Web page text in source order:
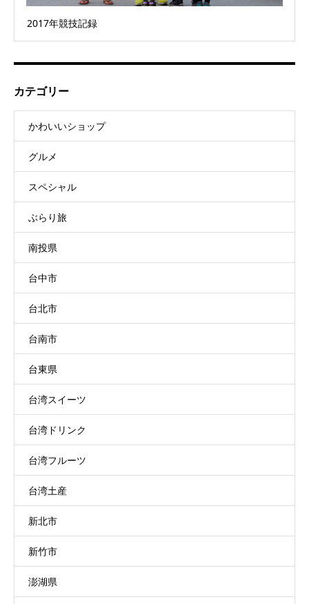
2017年競技記録
カテゴリー
かわいいショップ
グルメ
スペシャル
ぶらり旅
南投県
台中市
台北市
台南市
台東県
台湾スイーツ
台湾ドリンク
台湾フルーツ
台湾土産
新北市
新竹市
澎湖県